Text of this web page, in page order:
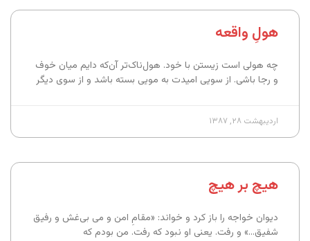
هولِ واقعه
چه هولی است زیستن با خود. هول‌ناک‌تر آن‌که دایم میان خوف
و رجا باشی. از سویی امیدت به مویی بسته باشد و از سوی دیگر
اردیبهشت ۲۸, ۱۳۸۷
هیچ بر هیچ
دیوان خواجه را باز کرد و خواند: «مقامِ امن و می‌ بی‌غش و رفیق
شفیق…» و رفت. یعنی او نبود که رفت. من بودم که